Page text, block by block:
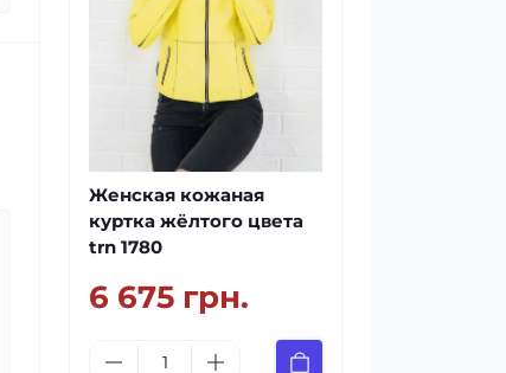
Женская кожаная
куртка жёлтого цвета
trn 1780
6 675 грн.